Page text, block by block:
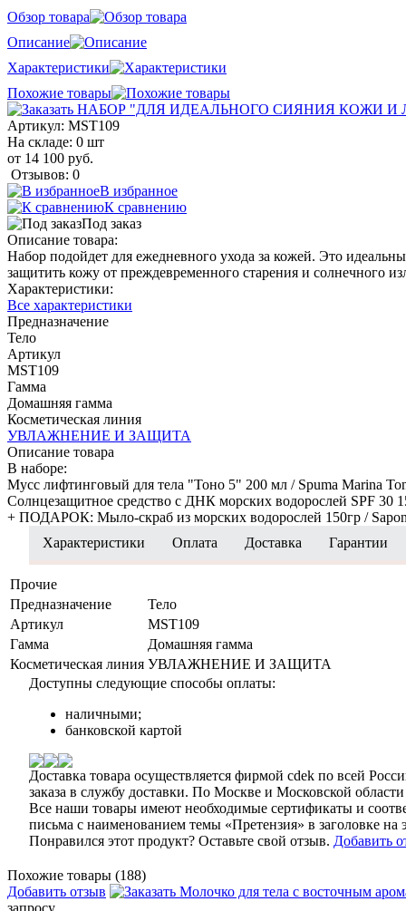
Обзор товара
Описание
Характеристики
Похожие товары
Артикул: MST109
На складе: 0 шт
от 14 100 руб.
Отзывов: 0
В избранное
К сравнению
Под заказ
Описание товара:
Набор подойдет для ежедневного ухода за кожей. Это
защитить кожу от преждевременного старения и солнечного
Характеристики:
Все характеристики
Предназначение
Тело
Артикул
MST109
Гамма
Домашняя гамма
Косметическая линия
УВЛАЖНЕНИЕ И ЗАЩИТА
Описание товара
В наборе:
Мусс лифтинговый для тела "Тоно 5" 200 мл / Spuma Marina
Солнцезащитное средство с ДНК морских водорослей SPF 30
+ ПОДАРОК: Мыло-скраб из морских водорослей 150гр /
Характеристики
Оплата Доставка Гарантии
Прочие
Предназначение
Тело
Артикул
MST109
Гамма
Домашняя гамма
Косметическая линия УВЛАЖНЕНИЕ И ЗАЩИТА
Доступны следующие способы оплаты:
наличными;
банковской картой
Доставка товара осуществляется фирмой cdek по всей
заказа в службу доставки. По Москве и Московской
Все наши товары имеют необходимые сертификаты и
письма с наименованием темы «Претензия» в заголовке на
Понравился этот продукт? Оставьте свой отзыв. Добавить
Похожие товары (188)
Добавить отзыв
запросу